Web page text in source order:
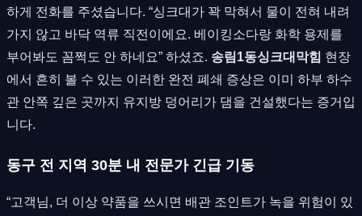
하게 전화를 주셨습니다. “싱크대가 꽉 막혀서 물이 전혀 내려
가지 않고 바닥 역류 직전이에요. 베이킹소다랑 화학 용제를
부어봐도 꼼쩍도 안 하네요” 하셨죠. 송림1동싱크대막힘 현장
에서 흔히 볼 수 있는 이러한 완전 폐쇄 증상은 이미 하부 하수
관 안쪽 깊은 곳까지 유지방 덩어리가 댐을 건설했다는 증거입
니다.
동구 전 지역 30분 내 전문가 긴급 기동
“고객님, 더 이상 약품을 쓰시면 배관 조인트가 녹을 위험이 있